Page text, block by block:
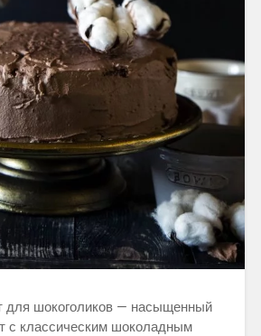
для шокоголиков — насыщенный
с классическим шоколадным